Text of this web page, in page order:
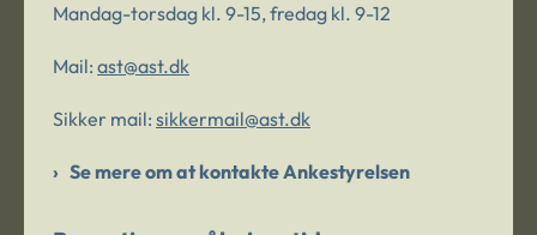
Mandag-torsdag kl. 9-15, fredag kl. 9-12
Mail: ast@ast.dk
Sikker mail: sikkermail@ast.dk
Se mere om at kontakte Ankestyrelsen